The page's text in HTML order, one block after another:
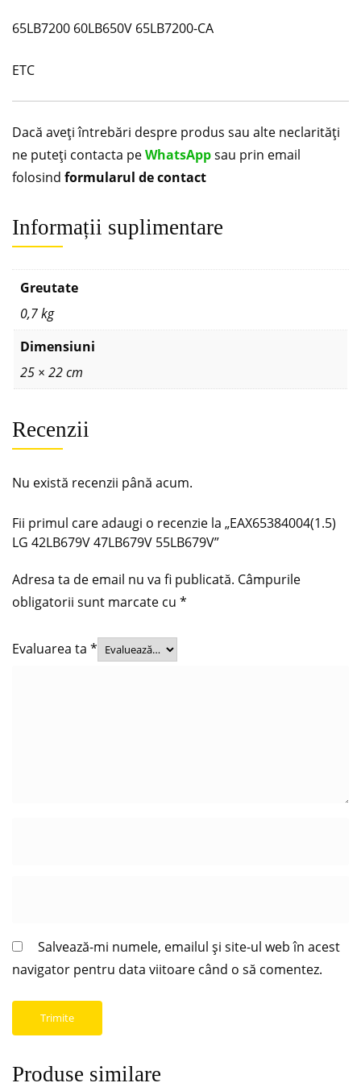
65LB7200 60LB650V 65LB7200-CA
ETC
Dacă aveți întrebări despre produs sau alte neclarități
ne puteți contacta peWhatsAppsau prin email
folosind formularul de contact
Informații suplimentare
Greutate
0,7 kg
Dimensiuni
25 × 22 cm
Recenzii
Nu există recenzii până acum.
Fii primul care adaugi o recenzie la „EAX65384004(1.5)
LG 42LB679V 47LB679V 55LB679V”
Adresa ta de email nu va fi publicată. Câmpurile
obligatorii sunt marcate cu *
Evaluarea ta *
Salvează-mi numele, emailul și site-ul web în acest
navigator pentru data viitoare când o să comentez.
Produse similare